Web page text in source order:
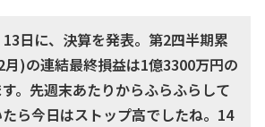
日に、決算を発表。第2四半期累
)の連結最終損益は1億3300万円の
。先週末あたりからふらふらして
ら今日はストップ高でしたね。14